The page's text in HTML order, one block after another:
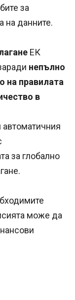
за
на данните.
ЕК
непълно
на правилата
в
автоматичния
за глобално
може да